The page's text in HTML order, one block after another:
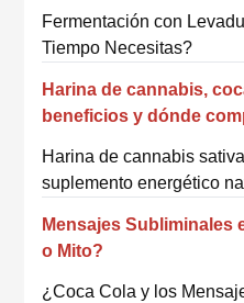
Fermentación con
Tiempo Necesitas?
Harina de cannabis,
beneficios y dónde
Harina de cannabis
suplemento energético
Mensajes Subliminales
o Mito?
¿Coca Cola y los